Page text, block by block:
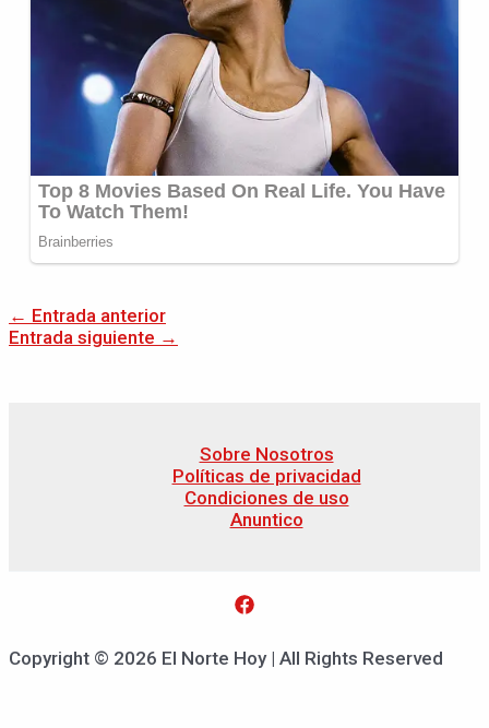
← Entrada anterior
Entrada siguiente →
Sobre Nosotros
Políticas de privacidad
Condiciones de uso
Anuntico
Copyright © 2026 El Norte Hoy | All Rights Reserved